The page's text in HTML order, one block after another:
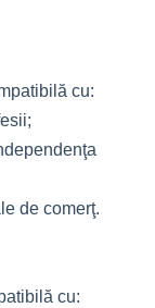
cu:
de comerţ.
cu: